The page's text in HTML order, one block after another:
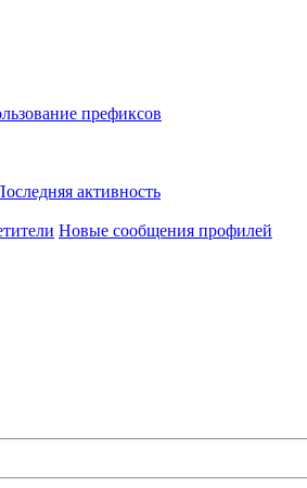
префиксов
активность
Новые сообщения профилей